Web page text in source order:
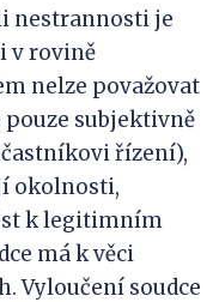
nestrannosti je
v rovině
nelze považovat
pouze subjektivně
řízení),
okolnosti,
k legitimním
má k věci
Vyloučení soudce